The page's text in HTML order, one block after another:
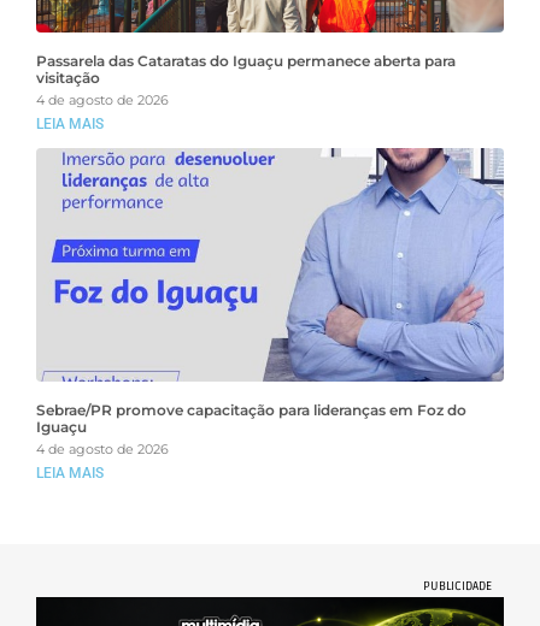
Passarela das Cataratas do Iguaçu permanece aberta para
visitação
4 de agosto de 2026
LEIA MAIS
Sebrae/PR promove capacitação para lideranças em Foz do
Iguaçu
4 de agosto de 2026
LEIA MAIS
PUBLICIDADE